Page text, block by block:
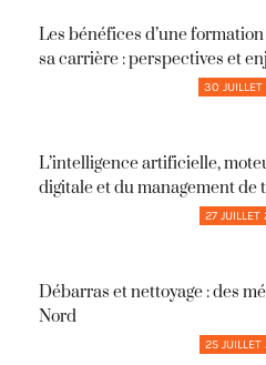
Les bénéfices d’une
sa carrière : perspectives et
30
L’intelligence artificielle,
digitale et du management
27
Débarras et nettoyage : des
Nord
25